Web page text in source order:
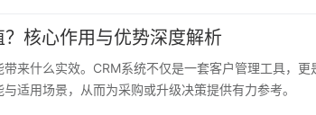
核心作用与优势深度解析
来什么实效。CRM系统不仅是一套客户管理工具，
适用场景，从而为采购或升级决策提供有力参考。